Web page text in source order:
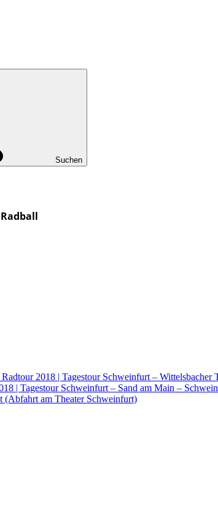
Suchen
2018 | Tagestour Schweinfurt – Wittelsbacher
| Tagestour Schweinfurt – Sand am Main –
(Abfahrt am Theater Schweinfurt)